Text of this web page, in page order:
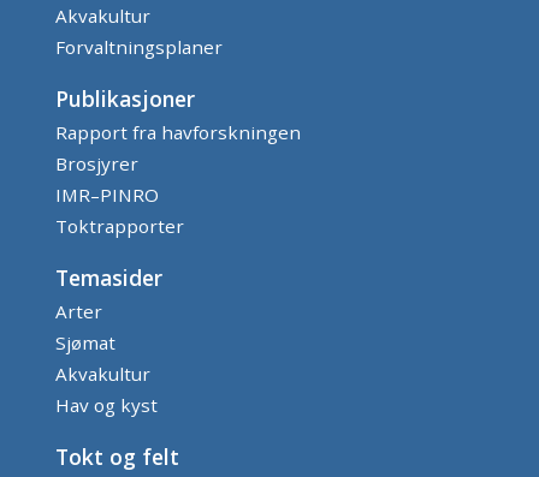
Akvakultur
Forvaltningsplaner
Publikasjoner
Rapport fra havforskningen
Brosjyrer
IMR–PINRO
Toktrapporter
Temasider
Arter
Sjømat
Akvakultur
Hav og kyst
Tokt og felt